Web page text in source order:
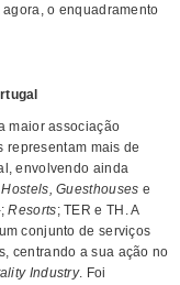
o enquadramento
maior associação
representam mais de
envolvendo ainda
Hostels, Guesthouses e
;Resorts; TER e TH. A
conjunto de serviços
centrando a sua ação no
Industry. Foi